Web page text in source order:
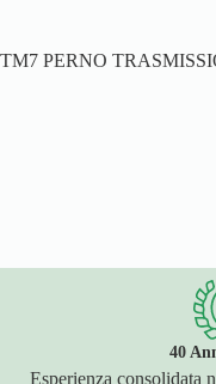
TM7 PERNO
40
Esperienza consolidata